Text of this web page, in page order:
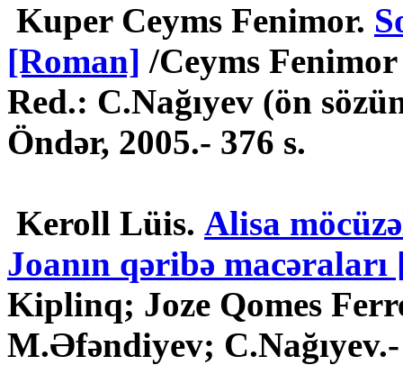
Kuper Ceyms Fenimor.
[Roman] /Ceyms
Red.: C.Nağıyev (ön
Öndər, 2005.- 376 s.
Keroll Lüis. Alisa
Joanın qəribə
Kiplinq; Joze Qomes
M.Əfəndiyev;